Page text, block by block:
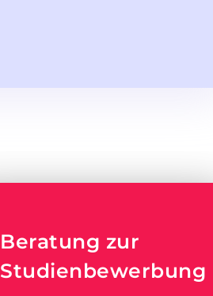
Beratung zur
Studienbewerbung